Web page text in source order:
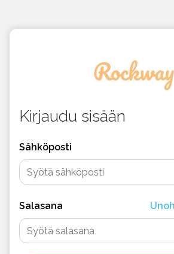
Kirjaudu sisään
Sähköposti
Salasana